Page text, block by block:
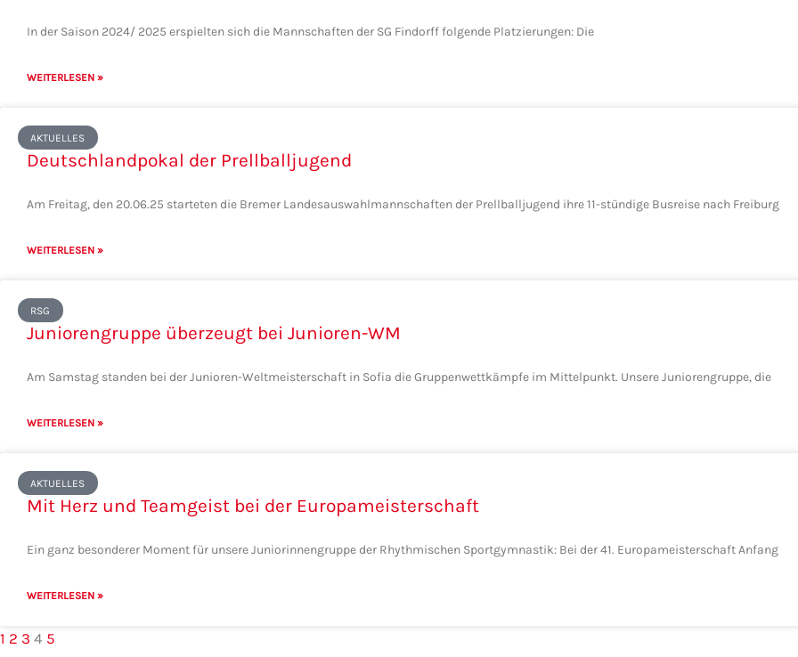
In der Saison 2024/ 2025 erspielten sich die Mannschaften der SG Findorff folgende Platzierungen: Die
WEITERLESEN »
AKTUELLES
Deutschlandpokal der Prellballjugend
Am Freitag, den 20.06.25 starteten die Bremer Landesauswahlmannschaften der Prellballjugend ihre 11-stündige Busreise nach Freiburg
WEITERLESEN »
RSG
Juniorengruppe überzeugt bei Junioren-WM
Am Samstag standen bei der Junioren-Weltmeisterschaft in Sofia die Gruppenwettkämpfe im Mittelpunkt. Unsere Juniorengruppe, die
WEITERLESEN »
AKTUELLES
Mit Herz und Teamgeist bei der Europameisterschaft
Ein ganz besonderer Moment für unsere Juniorinnengruppe der Rhythmischen Sportgymnastik: Bei der 41. Europameisterschaft Anfang
WEITERLESEN »
1 2 3 4 5